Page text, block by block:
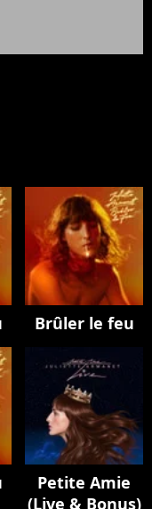
Brûler le feu
Petite Amie
(Live & Bonus)